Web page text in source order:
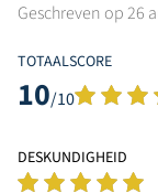
Geschreven op 26
TOTAALSCORE
10/10
DESKUNDIGHEID